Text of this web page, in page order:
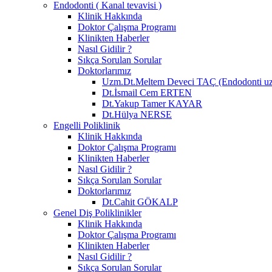
Endodonti ( Kanal tevavisi )
Klinik Hakkında
Doktor Çalışma Programı
Klinikten Haberler
Nasıl Gidilir ?
Sıkça Sorulan Sorular
Doktorlarımız
Uzm.Dt.Meltem Deveci TAÇ (Endodonti
Dt.İsmail Cem ERTEN
Dt.Yakup Tamer KAYAR
Dt.Hülya NERSE
Engelli Poliklinik
Klinik Hakkında
Doktor Çalışma Programı
Klinikten Haberler
Nasıl Gidilir ?
Sıkça Sorulan Sorular
Doktorlarımız
Dt.Cahit GÖKALP
Genel Diş Poliklinikler
Klinik Hakkında
Doktor Çalışma Programı
Klinikten Haberler
Nasıl Gidilir ?
Sıkça Sorulan Sorular